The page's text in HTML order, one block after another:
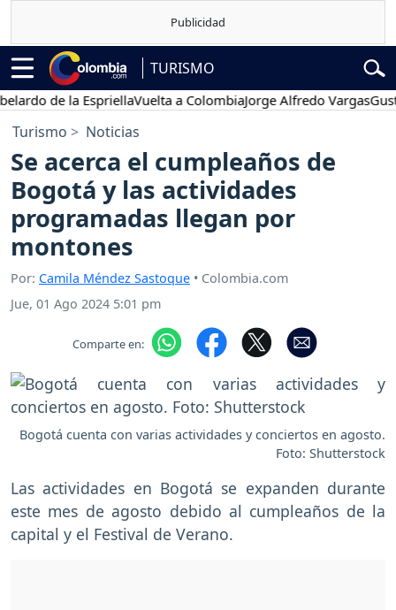
TURISMO
de la EspriellaVuelta a ColombiaJorge Alfredo Vargas
Turismo Noticias
Se acerca el cumpleaños de
Bogotá y las actividades
programadas llegan por
montones
Por: Camila Méndez Sastoque • Colombia.com
Jue, 01 Ago 2024 5:01 pm
Comparte en:
Bogotá cuenta con varias actividades y conciertos en agosto.
Foto: Shutterstock
Las actividades en Bogotá se expanden durante
este mes de agosto debido al cumpleaños de la
capital y el Festival de Verano.